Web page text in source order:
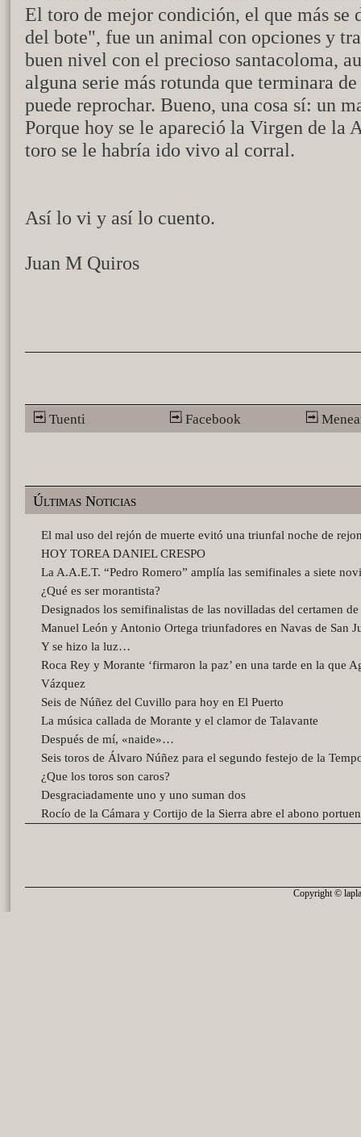
El toro de mejor condición, el que más se
del bote", fue un animal con opciones y
buen nivel con el precioso santacoloma,
alguna serie más rotunda que terminara
puede reprochar. Bueno, una cosa sí: un
Porque hoy se le apareció la Virgen de la
toro se le habría ido vivo al corral.
Así lo vi y así lo cuento.
Juan M Quiros
Tuenti Facebook
Últimas Noticias
El mal uso del rejón de muerte evitó una triunfal noche de
HOY TOREA DANIEL CRESPO
La A.A.E.T. “Pedro Romero” amplía las semifinales a siete
¿Qué es ser morantista?
Designados los semifinalistas de las novilladas del certamen
Manuel León y Antonio Ortega triunfadores en Navas de San
Y se hizo la luz…
Roca Rey y Morante ‘firmaron la paz’ en una tarde en la que
Vázquez
Seis de Núñez del Cuvillo para hoy en El Puerto
La música callada de Morante y el clamor de Talavante
Después de mí, «naide»…
Seis toros de Álvaro Núñez para el segundo festejo de la
¿Que los toros son caros?
Desgraciadamente uno y uno suman dos
Rocío de la Cámara y Cortijo de la Sierra abre el abono
Copyright ©